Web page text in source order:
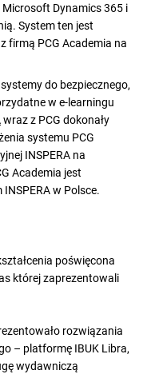
Microsoft Dynamics 365 i
System ten jest
firmą PCG Academia na
do bezpiecznego,
w e-learningu
wraz z PCG dokonały
systemu PCG
INSPERA na
Academia jest
w Polsce.
poświęcona
której zaprezentowali
rozwiązania
– platformę IBUK Libra,
wydawniczą